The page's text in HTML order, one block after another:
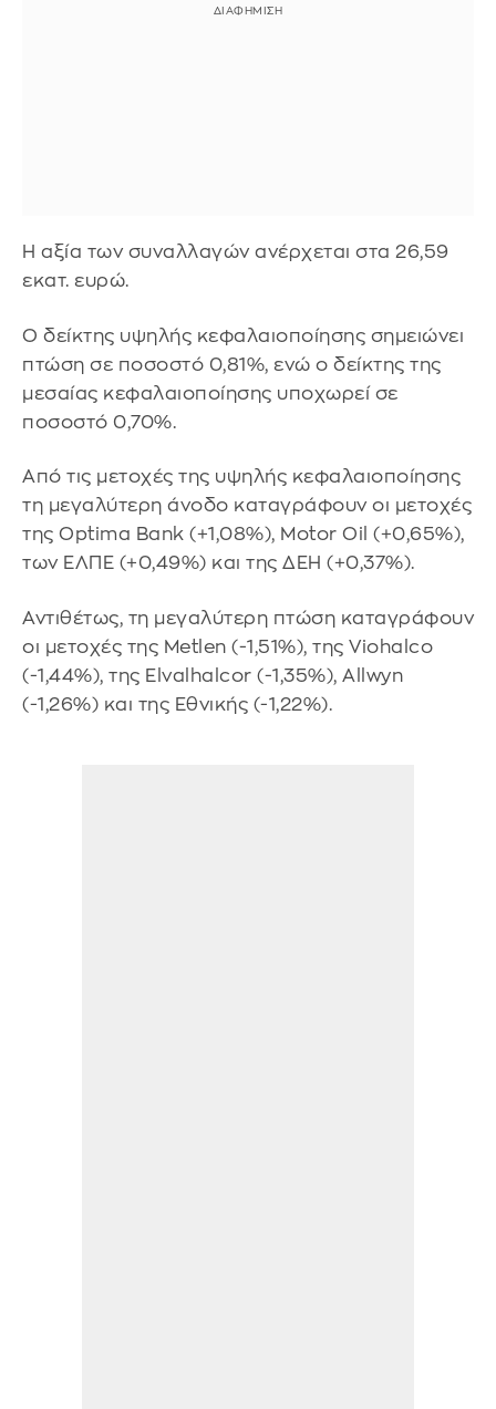
Η αξία των συναλλαγών ανέρχεται στα 26,59
εκατ. ευρώ.
Ο δείκτης υψηλής κεφαλαιοποίησης σημειώνει
πτώση σε ποσοστό 0,81%, ενώ ο δείκτης της
μεσαίας κεφαλαιοποίησης υποχωρεί σε
ποσοστό 0,70%.
Από τις μετοχές της υψηλής κεφαλαιοποίησης
τη μεγαλύτερη άνοδο καταγράφουν οι μετοχές
της Optima Bank (+1,08%), Motor Oil (+0,65%),
των ΕΛΠΕ (+0,49%) και της ΔΕΗ (+0,37%).
Αντιθέτως, τη μεγαλύτερη πτώση καταγράφουν
οι μετοχές της Metlen (-1,51%), της Viohalco
(-1,44%), της Elvalhalcor (-1,35%), Allwyn
(-1,26%) και της Εθνικής (-1,22%).